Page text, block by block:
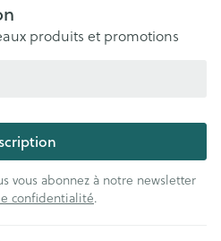
produits et promotions
vous abonnez à notre newsletter
confidentialité.